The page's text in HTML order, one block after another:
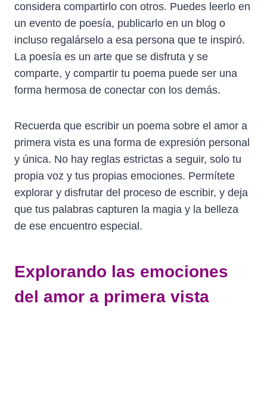
considera compartirlo con otros. Puedes leerlo en
un evento de poesía, publicarlo en un blog o
incluso regalárselo a esa persona que te inspiró.
La poesía es un arte que se disfruta y se
comparte, y compartir tu poema puede ser una
forma hermosa de conectar con los demás.
Recuerda que escribir un poema sobre el amor a
primera vista es una forma de expresión personal
y única. No hay reglas estrictas a seguir, solo tu
propia voz y tus propias emociones. Permítete
explorar y disfrutar del proceso de escribir, y deja
que tus palabras capturen la magia y la belleza
de ese encuentro especial.
Explorando las emociones
del amor a primera vista